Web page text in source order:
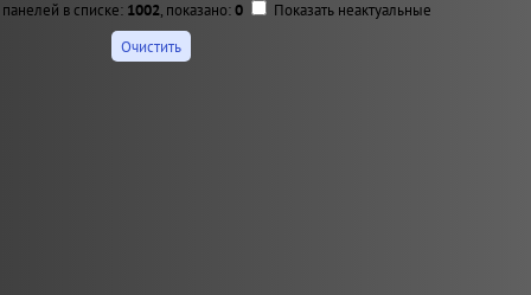
в списке: 1002, показано:0 Показать неактуальные